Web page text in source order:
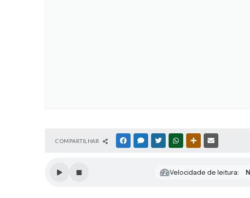
COMPARTILHAR FACEBOOKMESSENGER
TWITTERWHATSAPPOUTRAS MÍDIAS
Velocidade de leitura: